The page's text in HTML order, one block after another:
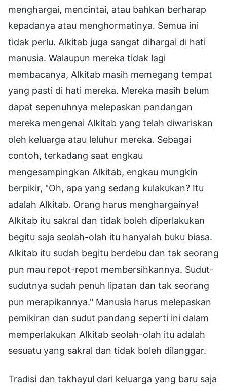
menghargai, mencintai, atau bahkan berharap
kepadanya atau menghormatinya. Semua ini
tidak perlu. Alkitab juga sangat dihargai di hati
manusia. Walaupun mereka tidak lagi
membacanya, Alkitab masih memegang tempat
yang pasti di hati mereka. Mereka masih belum
dapat sepenuhnya melepaskan pandangan
mereka mengenai Alkitab yang telah diwariskan
oleh keluarga atau leluhur mereka. Sebagai
contoh, terkadang saat engkau
mengesampingkan Alkitab, engkau mungkin
berpikir, "Oh, apa yang sedang kulakukan? Itu
adalah Alkitab. Orang harus menghargainya!
Alkitab itu sakral dan tidak boleh diperlakukan
begitu saja seolah-olah itu hanyalah buku biasa.
Alkitab itu sudah begitu berdebu dan tak seorang
pun mau repot-repot membersihkannya. Sudut-
sudutnya sudah penuh lipatan dan tak seorang
pun merapikannya." Manusia harus melepaskan
pemikiran dan sudut pandang seperti ini dalam
memperlakukan Alkitab seolah-olah itu adalah
sesuatu yang sakral dan tidak boleh dilanggar.
Tradisi dan takhayul dari keluarga yang baru saja